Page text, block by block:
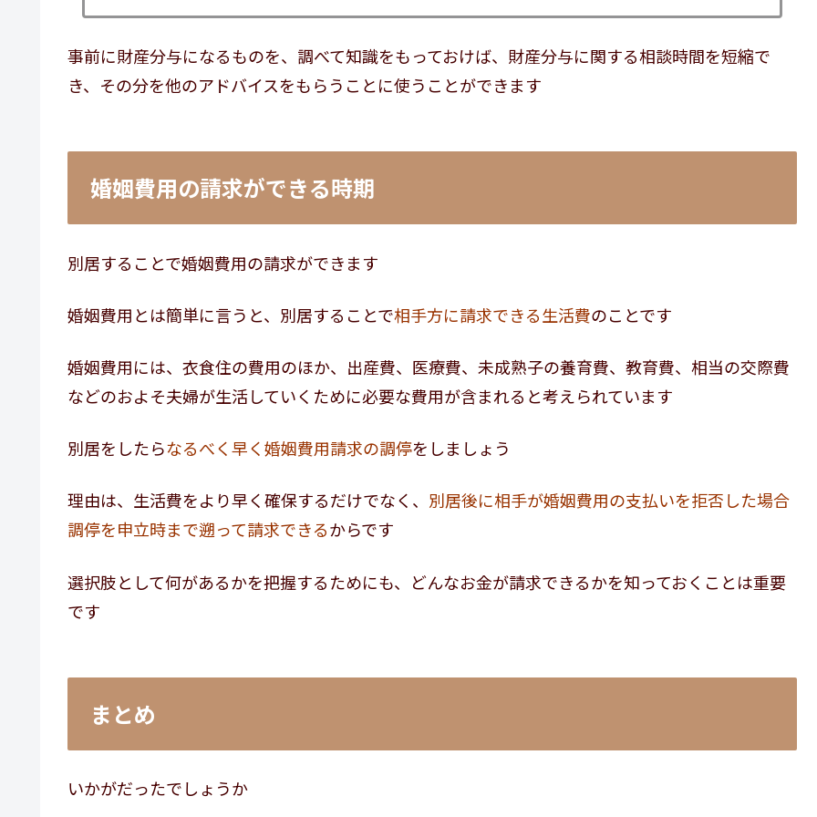
事前に財産分与になるものを、調べて知識をもっておけば、財産分与に関する相談時間を短縮で
き、その分を他のアドバイスをもらうことに使うことができます
婚姻費用の請求ができる時期
別居することで婚姻費用の請求ができます
婚姻費用とは簡単に言うと、別居することで相手方に請求できる生活費のことです
婚姻費用には、衣食住の費用のほか、出産費、医療費、未成熟子の養育費、教育費、相当の交際費
などのおよそ夫婦が生活していくために必要な費用が含まれると考えられています
別居をしたらなるべく早く婚姻費用請求の調停をしましょう
理由は、生活費をより早く確保するだけでなく、 別居後に相手が婚姻費用の支払いを拒否した場合
調停を申立時まで遡って請求できるからです
選択肢として何があるかを把握するためにも、どんなお金が請求できるかを知っておくことは重要
です
まとめ
いかがだったでしょうか